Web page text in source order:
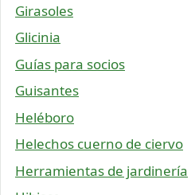
Girasoles
Glicinia
Guías para socios
Guisantes
Heléboro
Helechos cuerno de ciervo
Herramientas de jardinería